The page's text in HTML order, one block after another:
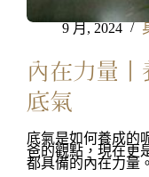
9 月, 2024
內在力量
底氣
底氣是如何養成的
爸的觀點，現在更
都具備的內在力量。